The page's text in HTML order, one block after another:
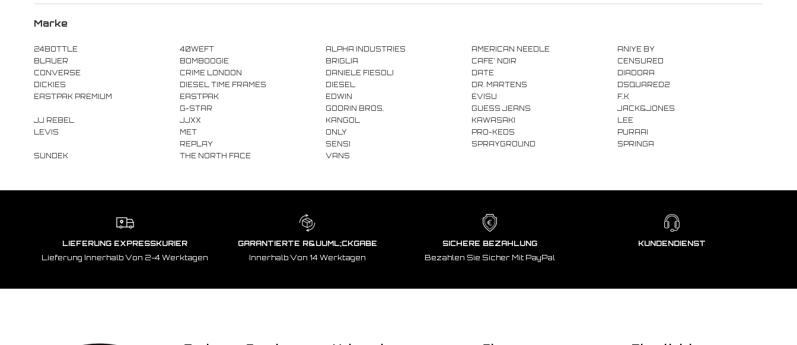
Marke
24BOTTLE 40WEFT ALPHA INDUSTRIES AMERICAN NEEDLE
ANIYE BY
BLAUER
BOMBOOGIE BRIGLIA CAFE' NOIR
CENSURED
CONVERSE
CRIME LONDON DANIELE FIESOLI DATE
DIADORA
DICKIES
DIESEL TIME FRAMES DIESEL DR. MARTENS
DSQUARED2
EASTPAK PREMIUM
EASTPAK EDWIN EVISU
F..K
G-STAR
GOORIN BROS. GUESS JEANS
JACK&JONES
JJ REBEL
JJXX KANGOL KAWASAKI
LEE
LEVIS
MET ONLY PRO-KEDS
PURAAI
REPLAY
SENSI SPRAYGROUND
SPRINGA
SUNDEK
THE NORTH FACE VANS
LIEFERUNG EXPRESSKURIER
Lieferung Innerhalb Von 2-4 Werktagen
GARANTIERTE R&UUML;CKGABE
Innerhalb Von 14 Werktagen
SICHERE BEZAHLUNG
Bezahlen Sie Sicher Mit PayPal
KUNDENDIENST